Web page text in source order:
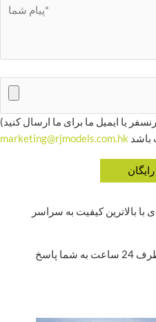
marketing@rjmodels.com.hk
با بالاترین کیفیت به سراسر
همین حالا با ما تماس بگیرید و ما ظرف 24 ساعت به شما پاسخ